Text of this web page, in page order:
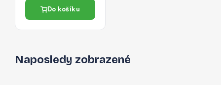
Do košíku
Naposledy zobrazené